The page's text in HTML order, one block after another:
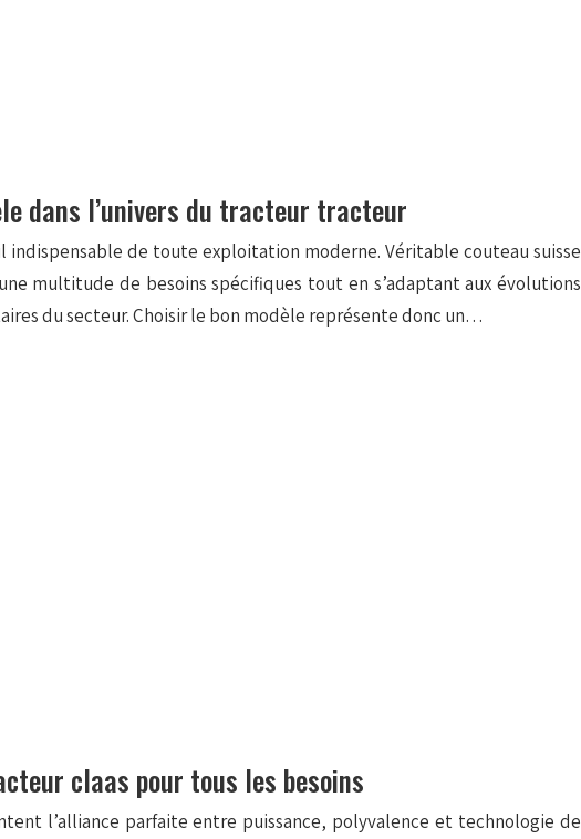
dans l’univers du tracteur tracteur
indispensable de toute exploitation moderne. Véritable couteau suisse
multitude de besoins spécifiques tout en s’adaptant aux évolutions
du secteur. Choisir le bon modèle représente donc un…
claas pour tous les besoins
l’alliance parfaite entre puissance, polyvalence et technologie de